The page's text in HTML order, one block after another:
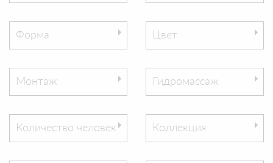
Форма Цвет
Монтаж Гидромассаж
Количество человек Коллекция